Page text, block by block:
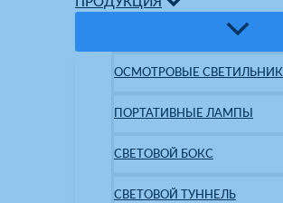
ОСМОТРОВЫЕ
ПОРТАТИВНЫЕ ЛАМПЫ
СВЕТОВОЙ БОКС
СВЕТОВОЙ ТУННЕЛЬ